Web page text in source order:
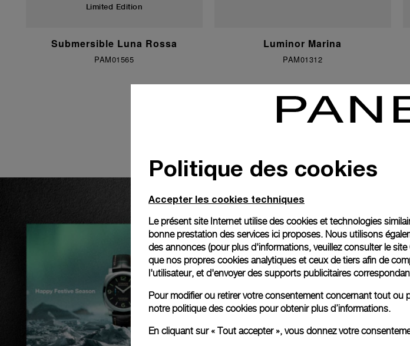
Limited Edition
Submersible Luna Rossa
PAM01565
Luminor Marina
PAM01312
Politique des cookies
Accepter les cookies techniques
Le présent site Internet utilise des cookies et technologies
bonne prestation des services ici proposes. Nous utilisons
des annonces (pour plus d'informations, veuillez consulter lesite
que nos propres cookies analytiques et ceux de tiers afin de
l'utilisateur, et d'envoyer des supports publicitaires
Pour modifier ou retirer votre consentement concernant tout ou
notre politique des cookies pour obtenir plus d’informations.
En cliquant sur « Tout accepter », vous donnez votre